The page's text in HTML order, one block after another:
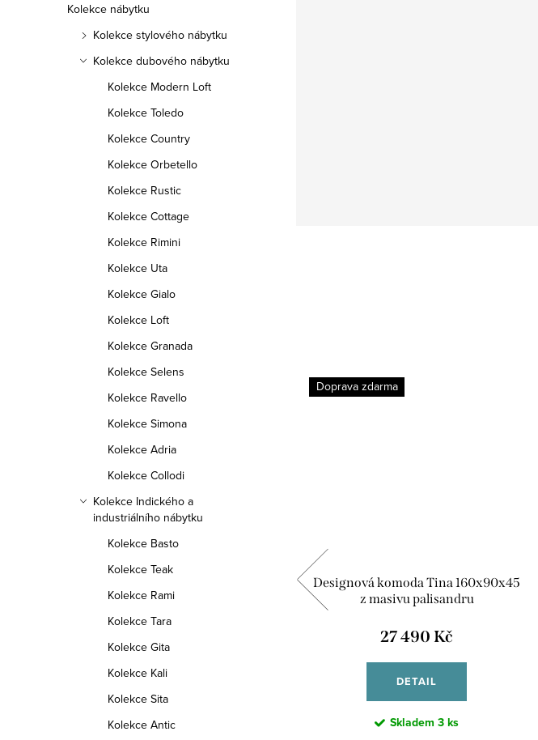
Kolekce nábytku
Kolekce stylového nábytku
Kolekce dubového nábytku
Kolekce Modern Loft
Kolekce Toledo
Kolekce Country
Kolekce Orbetello
Kolekce Rustic
Kolekce Cottage
Kolekce Rimini
Kolekce Uta
Kolekce Gialo
Kolekce Loft
Kolekce Granada
Kolekce Selens
Kolekce Ravello
Kolekce Simona
Kolekce Adria
Kolekce Collodi
Kolekce Indického a
industriálního nábytku
Kolekce Basto
Kolekce Teak
Kolekce Rami
Kolekce Tara
Kolekce Gita
Kolekce Kali
Kolekce Sita
Kolekce Antic
masivu palisandr
DETAIL
Skladem
Doprava zdarma
Designová komoda Tina 160x90x45
z masivu palisandru
27 490 Kč
DETAIL
Skladem 3 ks